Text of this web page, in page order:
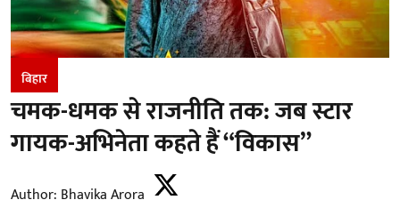
बिहार
चमक-धमक से राजनीति तक: जब स्टार
गायक-अभिनेता कहते हैं “विकास”
Author: Bhavika Arora